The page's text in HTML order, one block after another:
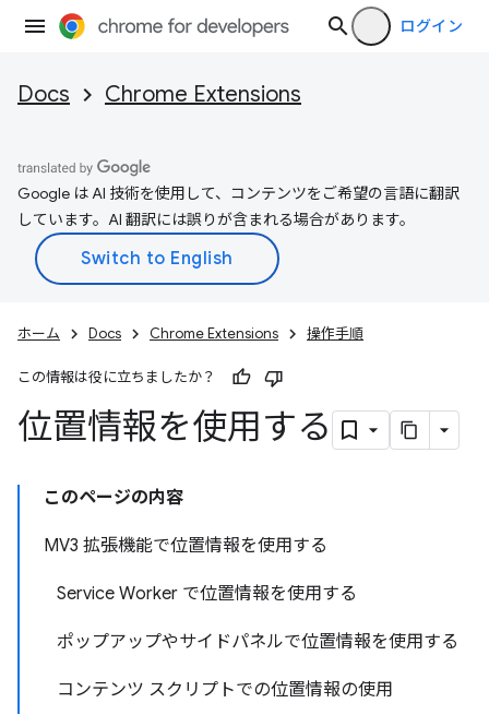
ログイン
Docs Chrome Extensions
Google は AI 技術を使用して、コンテンツをご希望の言語に翻訳
しています。AI 翻訳には誤りが含まれる場合があります。
ホーム Docs Chrome Extensions 操作手順
この情報は役に立ちましたか？
位置情報を使用する
このページの内容
MV3 拡張機能で位置情報を使用する
Service Worker で位置情報を使用する
ポップアップやサイドパネルで位置情報を使用する
コンテンツ スクリプトでの位置情報の使用